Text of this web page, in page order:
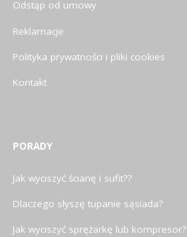
Odstąp od umowy
Reklamacje
Polityka prywatności i pliki cookies
Kontakt
PORADY
Jak wyciszyć ścianę i sufit??
Dlaczego słyszę tupanie sąsiada?
Jak wyciszyć sprężarkę lub kompresor?